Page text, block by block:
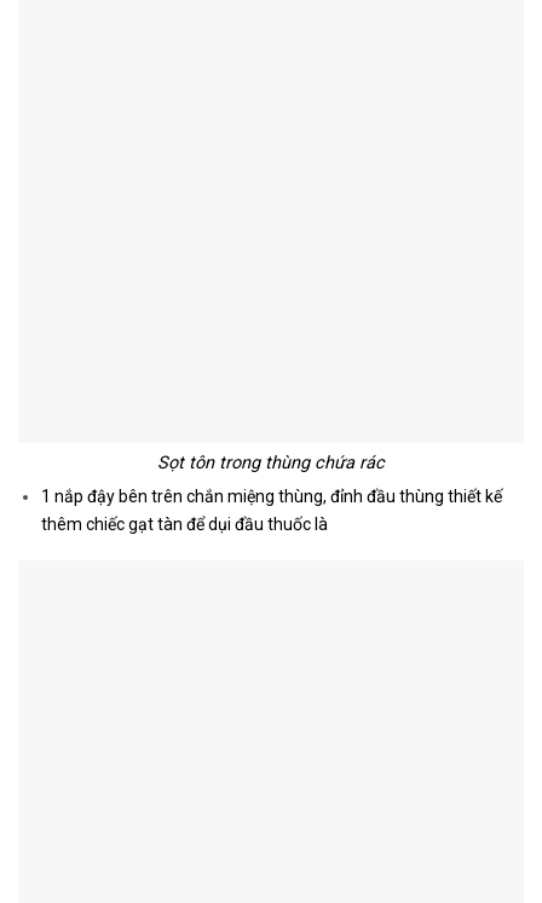
Sọt tôn trong thùng chứa rác
1 nắp đậy bên trên chắn miệng thùng, đỉnh đầu thùng thiết kế
thêm chiếc gạt tàn để dụi đầu thuốc là